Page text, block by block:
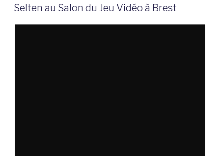
LE
Selten au Salon du Jeu Vidéo à Brest